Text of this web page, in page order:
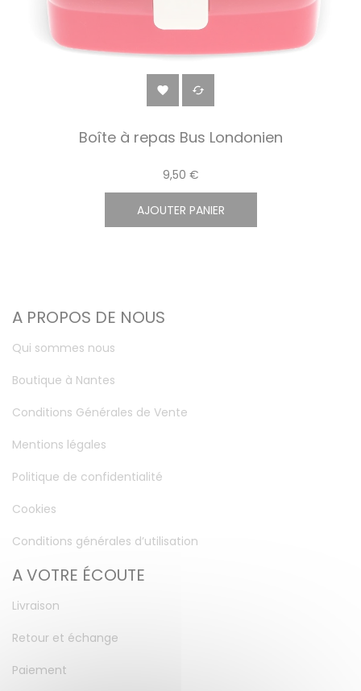
 
Boîte à repas Bus Londonien
9,50 €
AJOUTER PANIER
A PROPOS DE NOUS
Qui sommes nous
Boutique à Nantes
Conditions Générales de Vente
Mentions légales
Politique de confidentialité
Cookies
Conditions générales d’utilisation
A VOTRE ÉCOUTE
Livraison
Retour et échange
Paiement